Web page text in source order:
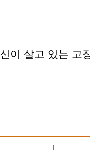
이 살고 있는 고